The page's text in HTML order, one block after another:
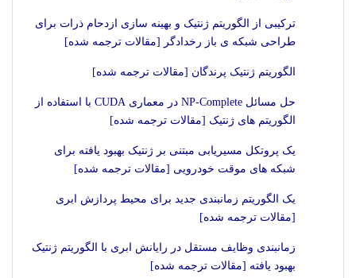
ترکیبی از الگوریتم ژنتیک و بهینه سازی ازدحام ذرات برای
طراحی شبکه ی باز رخدادگر [مقالات ترجمه شده]
الگوریتم ژنتیک پرندگان [مقالات ترجمه شده]
حل مسائل NP-Complete در معماری CUDA با استفاده از
الگوریتم های ژنتیک [مقالات ترجمه شده]
یک پروتکل مسیریابی مبتنی بر ژنتیک بهبود یافته برای
شبکه های موقت خودرویی [مقالات ترجمه شده]
یک الگوریتم زمانبندی جدید برای محیط پردازش ابری
[مقالات ترجمه شده]
زمانبندی وظایف مستقل در رایانش ابری با الگوریتم ژنتیک
بهبود یافته [مقالات ترجمه شده]